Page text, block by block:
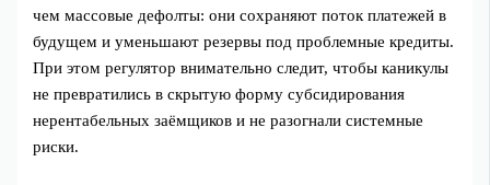
чем массовые дефолты: они сохраняют поток платежей в
будущем и уменьшают резервы под проблемные кредиты.
При этом регулятор внимательно следит, чтобы каникулы
не превратились в скрытую форму субсидирования
нерентабельных заёмщиков и не разогнали системные
риски.